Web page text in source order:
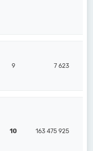
9 7 623
10 163 475 925